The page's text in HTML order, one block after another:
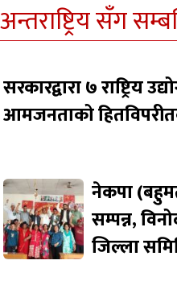
अन्तराष्ट्रिय सँग
सरकारद्वारा ७ राष्ट्रिय
आमजनताको
नेकपा
सम्पन्न,
जिल्ला